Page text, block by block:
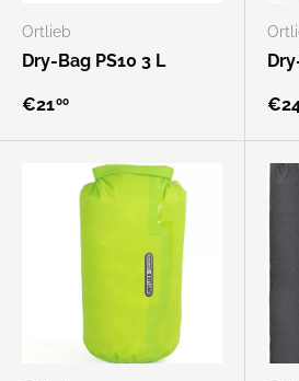
Ortlieb
Dry-Bag PS10 3 L
€2100